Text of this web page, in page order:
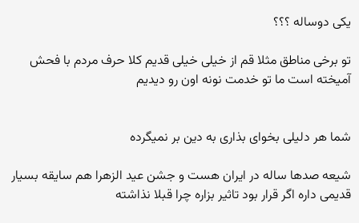
یکی دوساله ؟؟؟
تو برخی مناطق مثلا قم از خیلی خیلی قدیم کلا حرف مردم با فحش
آمیخته است ما تو خدمت نونه اون رو دیدیم
شما هر دلیلی بخوای بذاری به دین بر نمیگرده
شیعه صدها ساله در ایران هست و جشن عید الزهرا هم سایقه بسیار
قدیمی داره اگر قرار بود تاثیر بزاره چرا قبلا نذاشته